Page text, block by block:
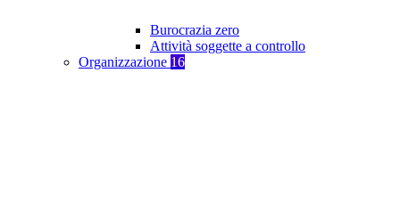
Burocrazia zero
Attività soggette a controllo
Organizzazione 16